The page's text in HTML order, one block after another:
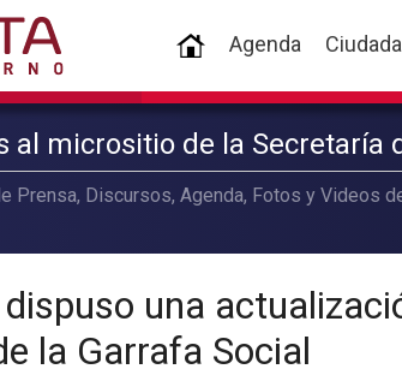
(current)
Agenda
al micrositio de la Secretaría
Prensa, Discursos, Agenda, Fotos y Videos
una
la Garrafa Social